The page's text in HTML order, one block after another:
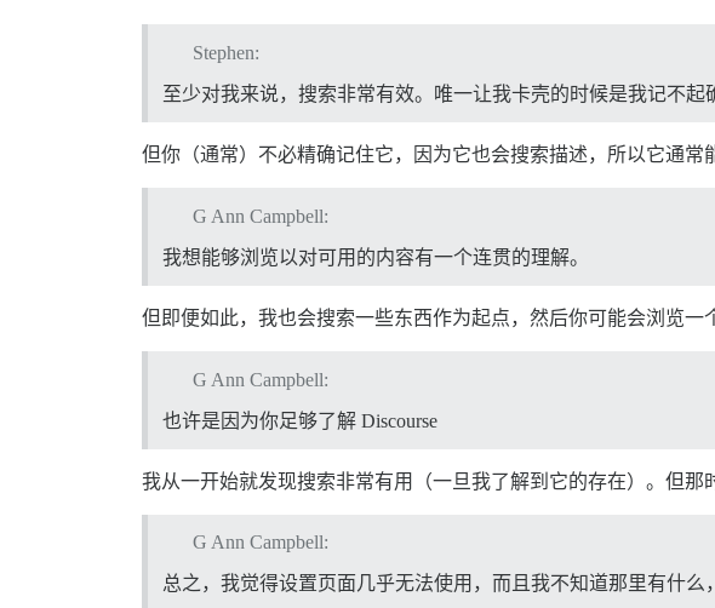
Stephen:
至少对我来说，搜索非常有效。唯一让我卡壳的时候是我记不起
但你（通常）不必精确记住它，因为它也会搜索描述，所以它通常
G Ann Campbell:
我想能够浏览以对可用的内容有一个连贯的理解。
但即便如此，我也会搜索一些东西作为起点，然后你可能会浏览
G Ann Campbell:
也许是因为你足够了解 Discourse
我从一开始就发现搜索非常有用（一旦我了解到它的存在）。但那
G Ann Campbell:
总之，我觉得设置页面几乎无法使用，而且我不知道那里有什么